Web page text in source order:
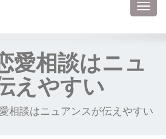
愛相談はニュ
えやすい
相談はニュアンスが伝えやすい